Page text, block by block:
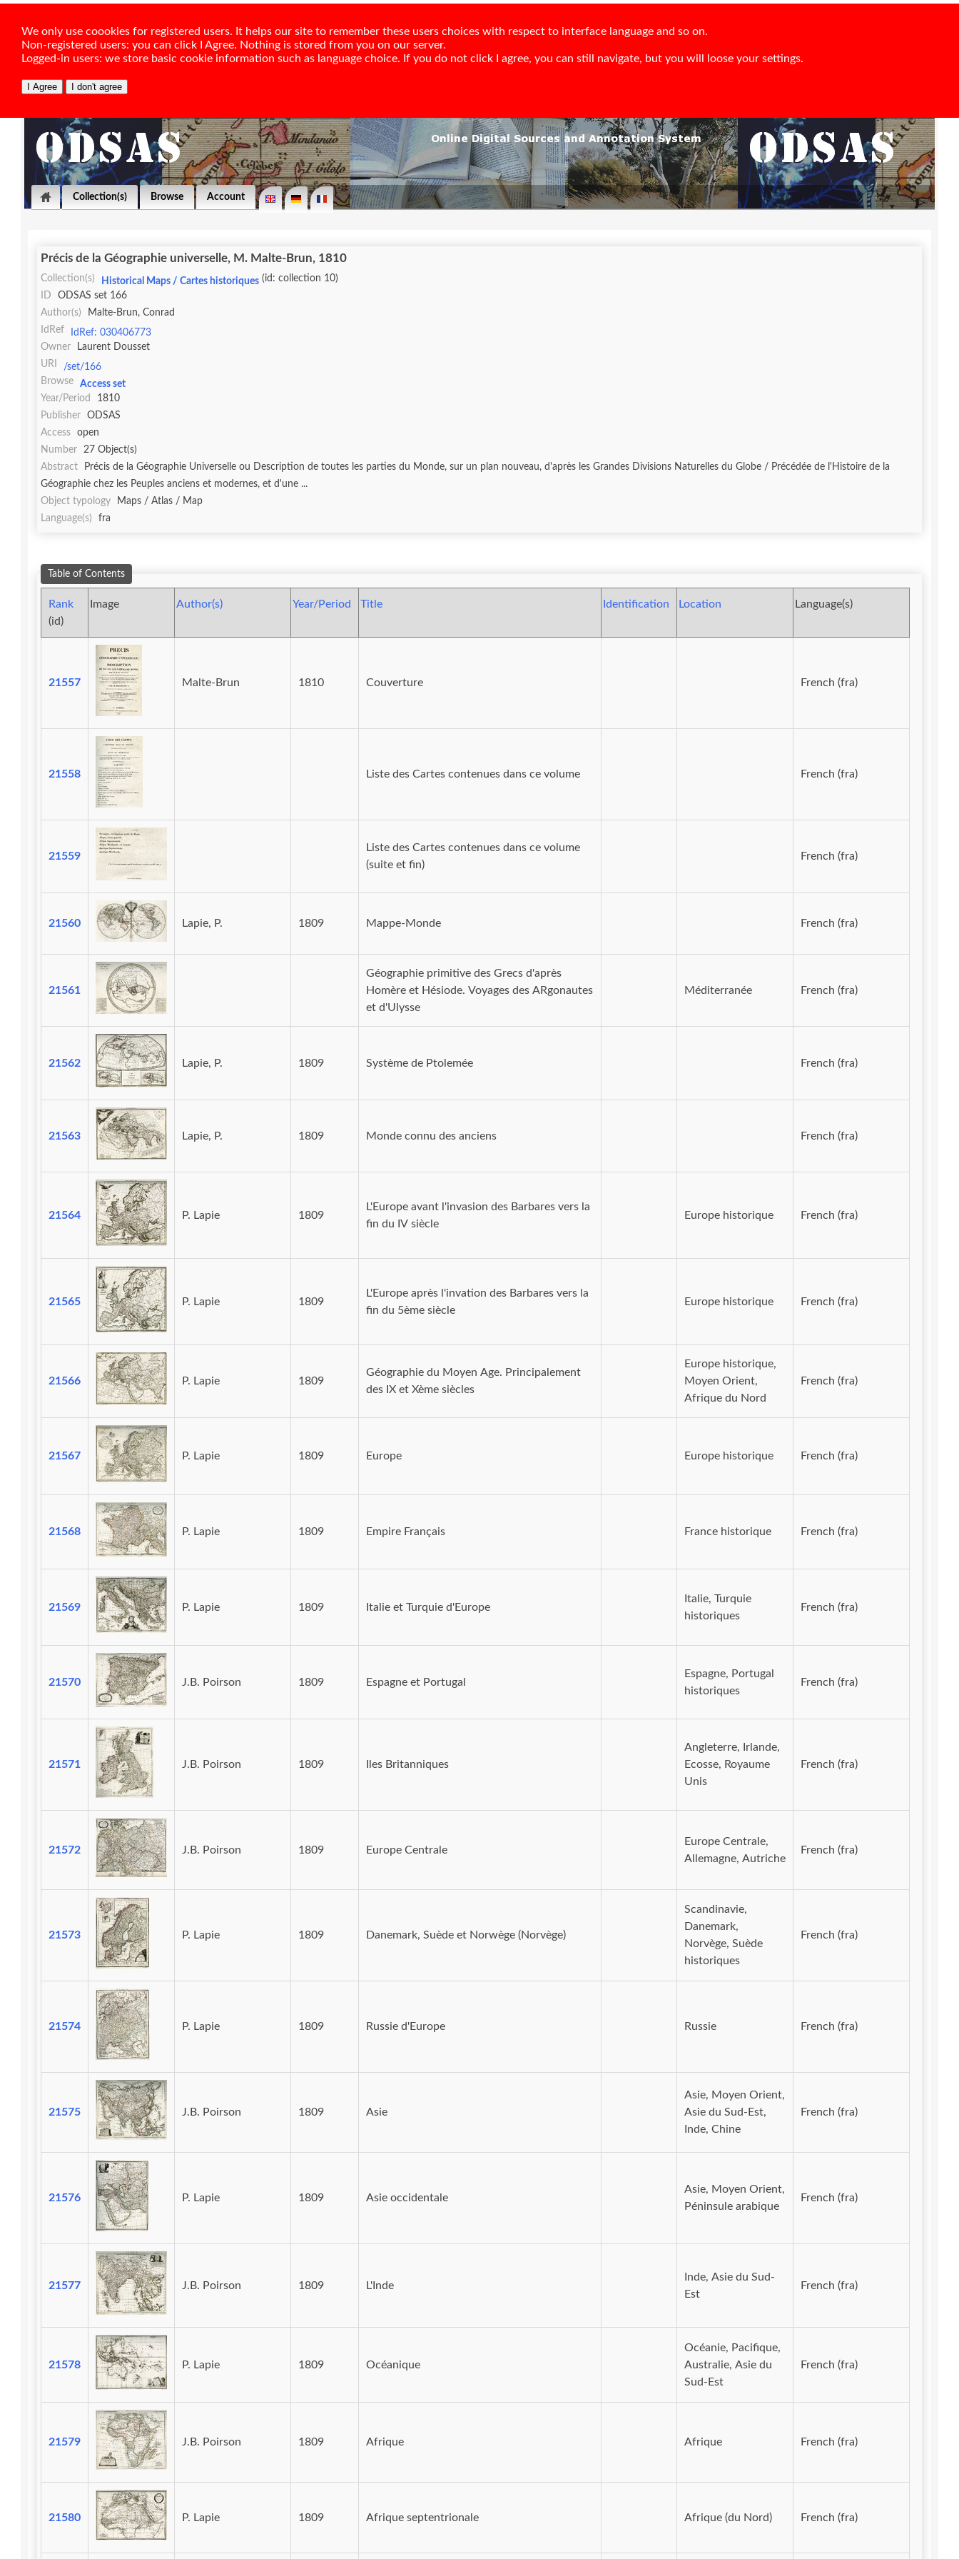
We only use coookies for registered users. It helps our site to remember these users choices with respect to interface language and so on.
Non-registered users: you can click I Agree. Nothing is stored from you on our server.
Logged-in users: we store basic cookie information such as language choice. If you do not click I agree, you can still navigate, but you will loose your settings.
Collection(s) Browse Account
Précis de la Géographie universelle, M. Malte-Brun, 1810
Collection(s) Historical Maps / Cartes historiques (id: collection 10)
ID
ODSAS set 166
Author(s)
Malte-Brun, Conrad
IdRef
IdRef: 030406773
Owner
Laurent Dousset
URI
/set/166
Browse
Access set
Year/Period
1810
Publisher
ODSAS
Access
open
Number
27 Object(s)
Abstract
Précis de la Géographie Universelle ou Description de toutes les parties du Monde, sur un plan nouveau, d'après les Grandes Divisions Naturelles du Globe / Précédée de l'Histoire de la
Géographie chez les Peuples anciens et modernes, et d'une ...
Object typology
Maps / Atlas / Map
Language(s)
fra
Table of Contents
Rank
(id)
Image Author(s) Year/Period Title Identification Location Language(s)
21557 Malte-Brun 1810 Couverture French (fra)
21558 Liste des Cartes contenues dans ce volume French (fra)
21559
Liste des Cartes contenues dans ce volume
(suite et fin)
French (fra)
21560 Lapie, P. 1809 Mappe-Monde French (fra)
21561
Géographie primitive des Grecs d'après
Homère et Hésiode. Voyages des ARgonautes
et d'Ulysse
Méditerranée French (fra)
21562 Lapie, P. 1809 Système de Ptolemée French (fra)
21563 Lapie, P. 1809 Monde connu des anciens French (fra)
21564 P. Lapie 1809
L'Europe avant l'invasion des Barbares vers la
fin du IV siècle
Europe historique French (fra)
21565 P. Lapie 1809
L'Europe après l'invation des Barbares vers la
fin du 5ème siècle
Europe historique French (fra)
21566 P. Lapie 1809
Géographie du Moyen Age. Principalement
des IX et Xème siècles
Europe historique,
Moyen Orient,
Afrique du Nord
French (fra)
21567 P. Lapie 1809 Europe Europe historique French (fra)
21568 P. Lapie 1809 Empire Français France historique French (fra)
21569 P. Lapie 1809 Italie et Turquie d'Europe
Italie, Turquie
historiques
French (fra)
21570 J.B. Poirson 1809 Espagne et Portugal
Espagne, Portugal
historiques
French (fra)
21571 J.B. Poirson 1809 Iles Britanniques
Angleterre, Irlande,
Ecosse, Royaume
Unis
French (fra)
21572 J.B. Poirson 1809 Europe Centrale
Europe Centrale,
Allemagne, Autriche
French (fra)
21573 P. Lapie 1809 Danemark, Suède et Norwège (Norvège)
Scandinavie,
Danemark,
Norvège, Suède
historiques
French (fra)
21574 P. Lapie 1809 Russie d'Europe Russie French (fra)
21575 J.B. Poirson 1809 Asie
Asie, Moyen Orient,
Asie du Sud-Est,
Inde, Chine
French (fra)
21576 P. Lapie 1809 Asie occidentale
Asie, Moyen Orient,
Péninsule arabique
French (fra)
21577 J.B. Poirson 1809 L'Inde
Inde, Asie du Sud-
Est
French (fra)
21578 P. Lapie 1809 Océanique
Océanie, Pacifique,
Australie, Asie du
Sud-Est
French (fra)
21579 J.B. Poirson 1809 Afrique Afrique French (fra)
21580 P. Lapie 1809 Afrique septentrionale Afrique (du Nord) French (fra)